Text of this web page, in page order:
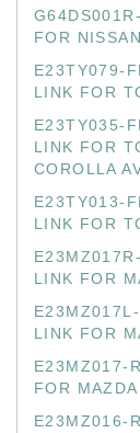
FOR
E23TY079-
LINK FOR
E23TY035-
LINK FOR
COROLLA
E23TY013-
LINK FOR
LINK FOR
LINK FOR
E23MZ017-
FOR
E23MZ016-